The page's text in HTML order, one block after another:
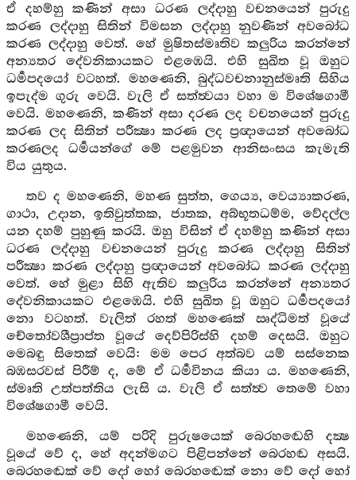
ඒ දහම්හු කණින් අසා ධරණ ලද්දාහු වචනයෙන් පුරුදු
කරණ ලද්දාහු සිතින් විමසන ලද්දාහු නුවණින් අවබෝධ
කරණ ලද්දාහු වෙත්. හේ මුෂිතස්මෘතිව කලුරිය කරන්නේ
අන්‍යතර දේවනිකායකට එළඹෙයි. එහි සුඛිත වූ ඔහුට
ධර්‍මපදයෝ වටහත්. මහණෙනි, බුද්ධවචනානුස්මෘති සිහිය
ඉපැද්ම ගුරු වෙයි. වැලි ඒ සත්ත්‍වයා වහා ම විශේෂගාමී
වෙයි. මහණෙනි, කණින් අසා දරණ ලද වචනයෙන් පුරුදු
කරණ ලද සිතින් පරීක්‍ෂා කරණ ලද ප්‍රඥායෙන් අවබෝධ
කරණලද ධර්‍මයන්ගේ මේ පළමුවන ආනිසංසය කැමැති
විය යුතුය.
තව ද මහණෙනි, මහණ සුත්ත, ගෙය්‍ය, වෙය්‍යාකරණ,
ගාථා, උදාන, ඉතිවුත්තක, ජාතක, අබ්භූතධම්ම, වේදල්ල
යන දහම් පුහුණු කරයි. ඔහු විසින් ඒ දහම්හු කණින් අසා
ධරණ ලද්දාහු වචනයෙන් පුරුදු කරණ ලද්දාහු සිතින්
පරීක්‍ෂා කරණ ලද්දාහු ප්‍රඥායෙන් අවබෝධ කරණ ලද්දාහු
වෙත්. හේ මුළා සිහි ඇතිව කලුරිය කරන්නේ අන්‍යතර
දේවනිකායකට එළඹෙයි. එහි සුඛිත වූ ඔහුට ධර්‍මපදයෝ
නො වටහත්. වැලිත් රහත් මහණෙක් ඍද්ධිමත් වූයේ
චේතෝවශීප්‍රාප්ත වූයේ දෙව්පිරිස්හි දහම් දෙසයි. ඔහුට
මෙබඳු සිතෙක් වෙයි: මම පෙර අත්බව යම් සස්නෙක
බඹසරවස් පිරීම් ද, මේ ඒ ධර්‍මවිනය කියා ය. මහණෙනි,
ස්මෘති උත්පත්තිය ලැසි ය. වැලි ඒ සත්ත්‍ව තෙමේ වහා
විශේෂගාමී වෙයි.
මහණෙනි, යම් පරිදි පුරුෂයෙක් බෙරහඬෙහි දක්‍ෂ
වූයේ වේ ද, හේ අදන්මගට පිළිපන්නේ බෙරහඬ අසයි.
බෙරහඬෙක් වේ දෝ හෝ බෙරහඬෙක් නො වේ දෝ හෝ